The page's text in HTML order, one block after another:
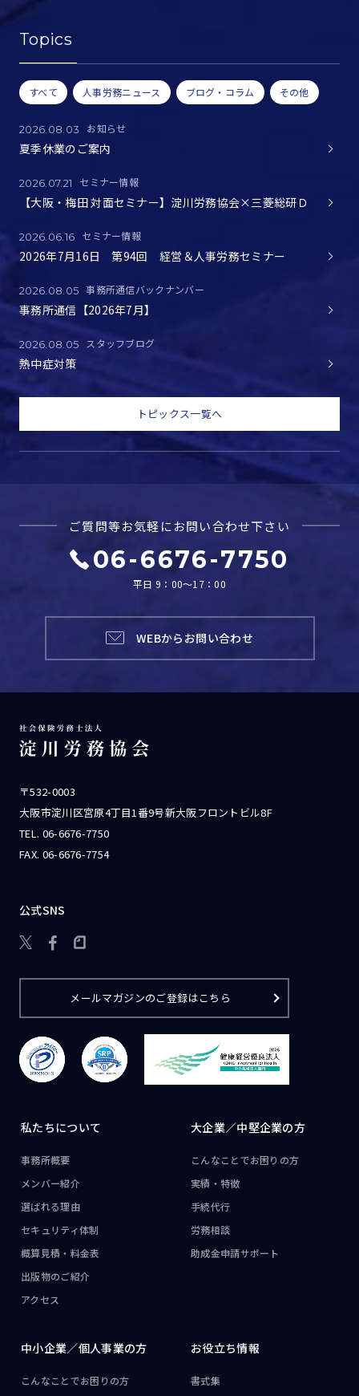
Topics
すべて 人事労務ニュース ブログ・コラム その他
2026.08.03 お知らせ
夏季休業のご案内
2026.07.21 セミナー情報
【大阪・梅田 対面セミナー】淀川労務協会×三菱総研Ｄ
2026.06.16 セミナー情報
2026年7月16日 第94回 経営＆人事労務セミナー
2026.08.05 事務所通信バックナンバー
事務所通信【2026年7月】
2026.08.05 スタッフブログ
熱中症対策
トピックス一覧へ
ご質問等お気軽にお問い合わせ下さい
06-6676-7750
平日 9：00～17：00
WEBからお問い合わせ
〒532-0003
大阪市淀川区宮原4丁目1番9号新大阪フロントビル8F
TEL. 06-6676-7750
FAX. 06-6676-7754
公式SNS

メールマガジンのご登録はこちら
私たちについて
事務所概要
メンバー紹介
選ばれる理由
セキュリティ体制
概算見積・料金表
出版物のご紹介
アクセス
大企業／中堅企業の方
こんなことでお困りの方
実績・特徴
手続代行
労務相談
助成金申請サポート
中小企業／個人事業の方
こんなことでお困りの方
お役立ち情報
書式集